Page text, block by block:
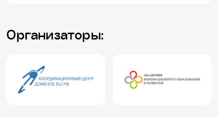
Организаторы: